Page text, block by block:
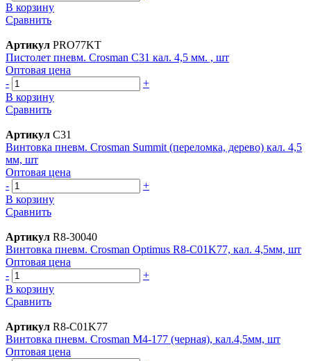
В корзину
Сравнить
Артикул PRO77KT
Пистолет пневм. Crosman C31 кал. 4,5 мм. , шт
Оптовая цена
-
+
В корзину
Сравнить
Артикул C31
Винтовка пневм. Crosman Summit (переломка, дерево) кал. 4,5
мм, шт
Оптовая цена
-
+
В корзину
Сравнить
Артикул R8-30040
Винтовка пневм. Crosman Optimus R8-C01K77, кал. 4,5мм, шт
Оптовая цена
-
+
В корзину
Сравнить
Артикул R8-C01K77
Винтовка пневм. Crosman M4-177 (черная), кал.4,5мм, шт
Оптовая цена